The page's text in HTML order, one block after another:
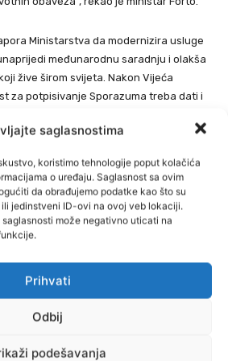
saglasnostima
koristimo tehnologije poput kolačića
o uređaju. Saglasnost sa ovim
da obrađujemo podatke kao što su
jedinstveni ID-ovi na ovoj veb lokaciji.
može negativno uticati na
Prihvati
Odbij
podešavanja
Ministarstva da modernizira usluge
međunarodnu saradnju i olakša
žive širom svijeta. Nakon Vijeća
za potpisivanje Sporazuma treba dati i